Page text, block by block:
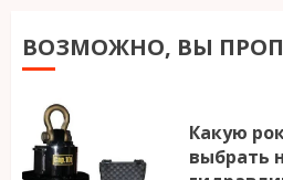
ВОЗМОЖНО, ВЫ
Какую
выбрать